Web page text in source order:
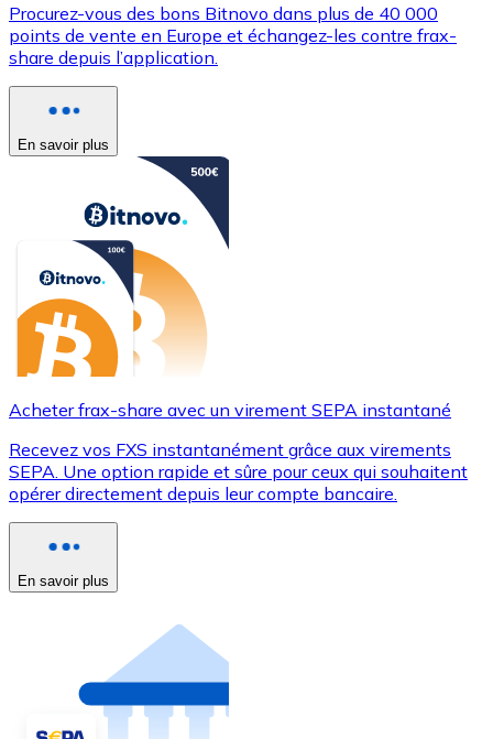
Procurez-vous des bons Bitnovo dans plus de 40 000
points de vente en Europe et échangez-les contre frax-
share depuis l’application.
En savoir plus
Acheter frax-share avec un virement SEPA instantané
Recevez vos FXS instantanément grâce aux virements
SEPA. Une option rapide et sûre pour ceux qui souhaitent
opérer directement depuis leur compte bancaire.
En savoir plus